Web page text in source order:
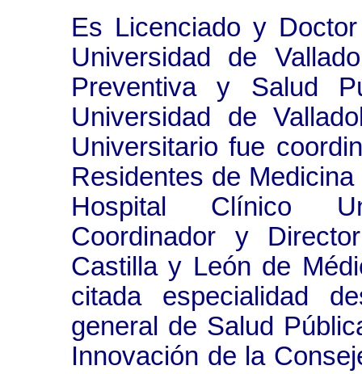
Es Licenciado y
Universidad de
Preventiva y Salud
Universidad de
Universitario fue
Residentes de
Hospital Clínico
Coordinador y
Castilla y León de
citada especialidad
general de Salud
Innovación de la